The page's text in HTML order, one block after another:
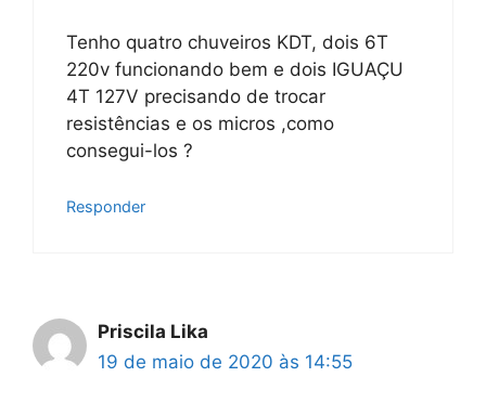
Tenho quatro chuveiros KDT, dois 6T
220v funcionando bem e dois IGUAÇU
4T 127V precisando de trocar
resistências e os micros ,como
consegui-los ?
Responder
Priscila Lika
19 de maio de 2020 às 14:55